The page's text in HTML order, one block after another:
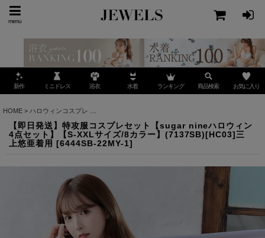
menu
新作 ミニドレス 浴衣 水着 ランキング 商品検索 お気に入り
HOME > ハロウィンコスプレ
【即日発送】特攻服コスプレセット【sugar nineハロウィン
4点セット】【S-XXLサイズ/8カラー】(7137SB)[HC03]三
上悠亜着用 [6444SB-22MY-1]